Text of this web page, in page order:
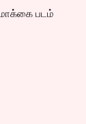
படம்